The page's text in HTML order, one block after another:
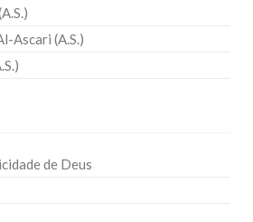
Ascari (A.S.)
de Deus